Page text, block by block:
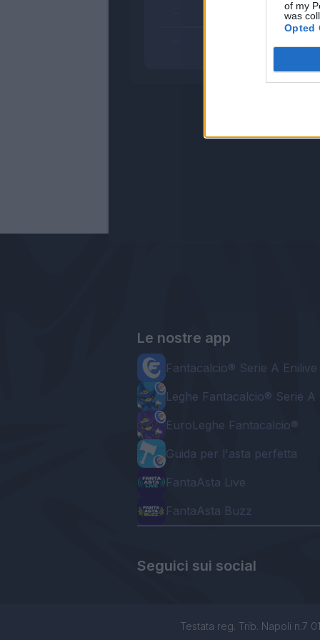
of my
was
Opted
Le nostre app
Fantacalcio® Serie A Enilive
Leghe Fantacalcio® Serie A
EuroLeghe Fantacalcio®
Guida per l'asta perfetta
FantaAsta Live
FantaAsta Buzz
Seguici sui social
Testata reg. Trib. Napoli n.7